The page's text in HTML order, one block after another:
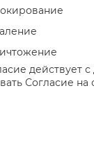
действует
Согласие